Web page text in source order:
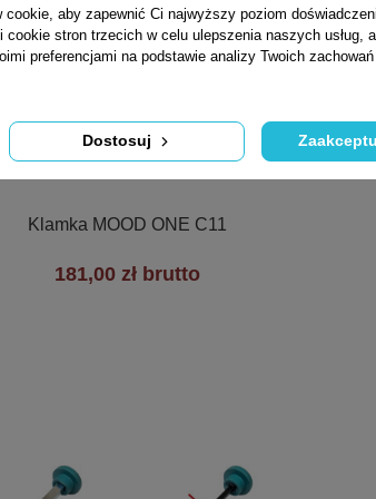
Szybki podgląd
Klamka MOOD ONE C11
181,00 zł brutto
cookie, aby zapewnić Ci najwyższy poziom
stron trzecich w celu ulepszenia naszych usług,
preferencjami na podstawie analizy Twoich
Dostosuj